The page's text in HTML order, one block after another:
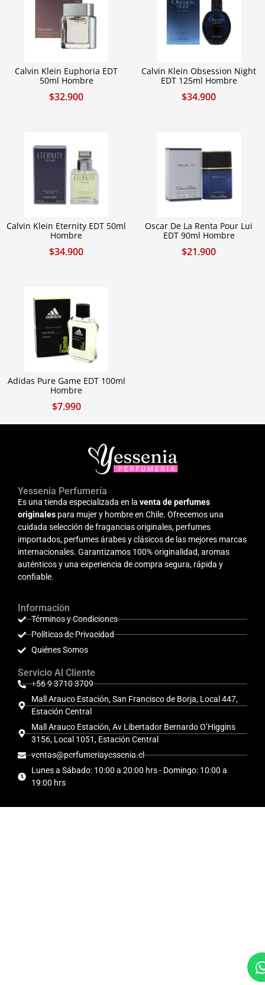
Calvin Klein Euphoria EDT
50ml Hombre
$32.900
Calvin Klein Obsession Night
EDT 125ml Hombre
$34.900
Calvin Klein Eternity EDT 50ml
Hombre
$34.900
Oscar De La Renta Pour Lui
EDT 90ml Hombre
$21.900
Adidas Pure Game EDT 100ml
Hombre
$7.990
Yessenia Perfumería
Es una tienda especializada en la venta de perfumes
originales para mujer y hombre en Chile. Ofrecemos una
cuidada selección de fragancias originales, perfumes
importados, perfumes árabes y clásicos de las mejores marcas
internacionales. Garantizamos 100% originalidad, aromas
auténticos y una experiencia de compra segura, rápida y
confiable.
Información
Términos y Condiciones
Políticas de Privacidad
Quiénes Somos
Servicio Al Cliente
+56 9 3710 3709
Mall Arauco Estación, San Francisco de Borja, Local 447,
Estación Central
Mall Arauco Estación, Av Libertador Bernardo O’Higgins
3156, Local 1051, Estación Central
ventas@perfumeriayessenia.cl
Lunes a Sábado: 10:00 a 20:00 hrs - Domingo: 10:00 a
19:00 hrs